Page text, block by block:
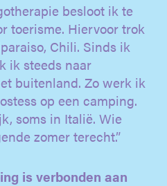
besloot ik te
toerisme. Hiervoor trok
Chili. Sinds ik
ik steeds naar
buitenland. Zo werk ik
op een camping.
soms in Italië. Wie
zomer terecht.”
is verbonden aan